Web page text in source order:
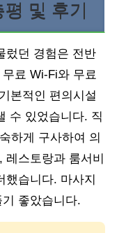
및 후기
렀던 경험은 전반
료 Wi-Fi와 무료
본적인 편의시설
수 있었습니다. 직
하게 구사하여 의
스토랑과 룸서비
습니다. 마사지
좋았습니다.